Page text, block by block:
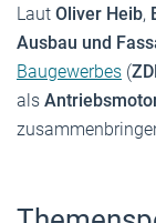
Laut Oliver Heib,
Ausbau und
Baugewerbes (
als